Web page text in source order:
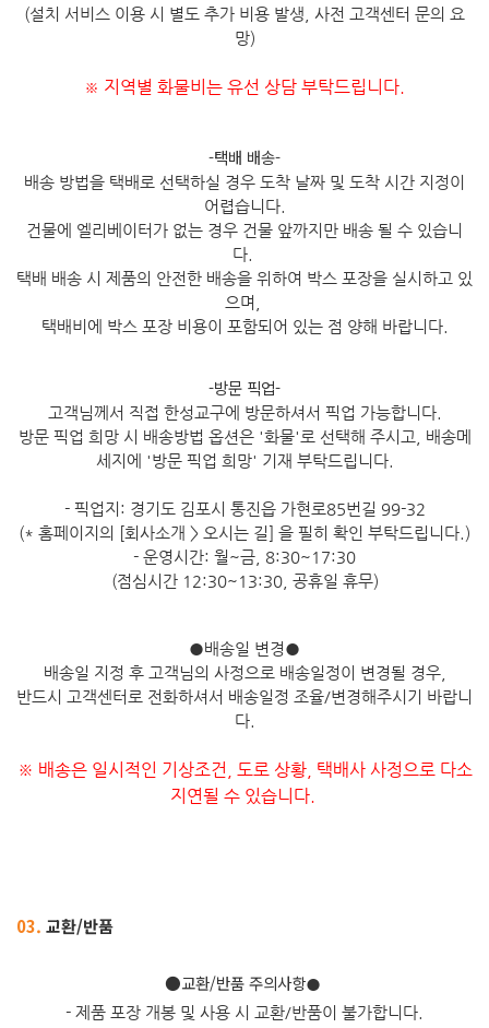
(설치 서비스 이용 시 별도 추가 비용 발생, 사전 고객센터 문의 요
망)
※ 지역별 화물비는 유선 상담 부탁드립니다.
-택배 배송-
배송 방법을 택배로 선택하실 경우 도착 날짜 및 도착 시간 지정이
어렵습니다.
건물에 엘리베이터가 없는 경우 건물 앞까지만 배송 될 수 있습니
다.
택배 배송 시 제품의 안전한 배송을 위하여 박스 포장을 실시하고 있
으며,
택배비에 박스 포장 비용이 포함되어 있는 점 양해 바랍니다.
-방문 픽업-
고객님께서 직접 한성교구에 방문하셔서 픽업 가능합니다.
방문 픽업 희망 시 배송방법 옵션은 '화물'로 선택해 주시고, 배송메
세지에 '방문 픽업 희망' 기재 부탁드립니다.
- 픽업지: 경기도 김포시 통진읍 가현로85번길 99-32
(* 홈페이지의 [회사소개 > 오시는 길] 을 필히 확인 부탁드립니다.)
- 운영시간: 월~금, 8:30~17:30
(점심시간 12:30~13:30, 공휴일 휴무)
●배송일 변경●
배송일 지정 후 고객님의 사정으로 배송일정이 변경될 경우,
반드시 고객센터로 전화하셔서 배송일정 조율/변경해주시기 바랍니
다.
※ 배송은 일시적인 기상조건, 도로 상황, 택배사 사정으로 다소
지연될 수 있습니다.
03. 교환/반품
​●교환/반품 주의사항●
- 제품 포장 개봉 및 사용 시 교환/반품이 불가합니다.